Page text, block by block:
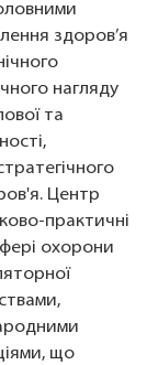
здоров’я
нагляду
та
Центр
практичні
охорони
що